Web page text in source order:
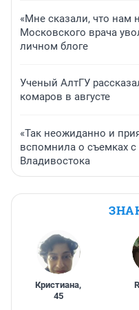
«Мне сказали, что нам
Московского врача
личном блоге
Ученый АлтГУ
комаров в августе
«Так неожиданно и
вспомнила о съемках с
Владивостока
Кристиана,
45